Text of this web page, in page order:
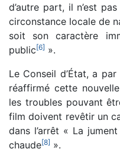
d’autre part, il n’est
circonstance locale de
soit son caractère
public[6] ».
Le Conseil d’État, a
réaffirmé cette
les troubles pouvant
film doivent revêtir un
dans l’arrêt « La
chaude[8] ».